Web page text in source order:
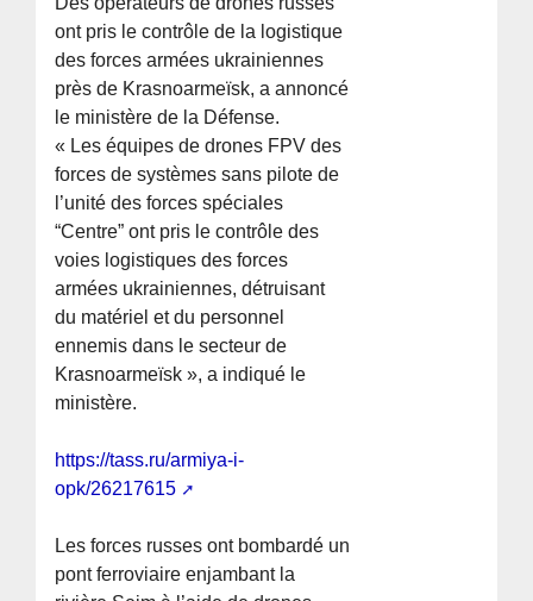
ont pris le contrôle de la logistique
des forces armées ukrainiennes
près de Krasnoarmeïsk, a annoncé
le ministère de la Défense.
« Les équipes de drones FPV des
forces de systèmes sans pilote de
l’unité des forces spéciales
“Centre” ont pris le contrôle des
voies logistiques des forces
armées ukrainiennes, détruisant
du matériel et du personnel
ennemis dans le secteur de
Krasnoarmeïsk », a indiqué le
ministère.
https://tass.ru/armiya-i-
opk/26217615
Les forces russes ont bombardé un
pont ferroviaire enjambant la